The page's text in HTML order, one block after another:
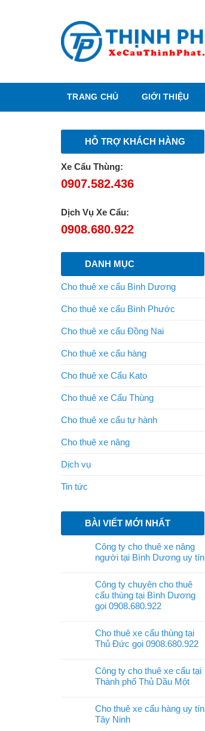
TRANG CHỦ GIỚI THIỆU
HỖ TRỢ KHÁCH HÀNG
Xe Cẩu Thùng:
0907.582.436
Dịch Vụ Xe Cẩu:
0908.680.922
DANH MỤC
Cho thuê xe cẩu Bình Dương
Cho thuê xe cẩu Bình Phước
Cho thuê xe cẩu Đồng Nai
Cho thuê xe cẩu hàng
Cho thuê xe Cẩu Kato
Cho thuê xe Cẩu Thùng
Cho thuê xe cẩu tự hành
Cho thuê xe nâng
Dịch vụ
Tin tức
BÀI VIẾT MỚI NHẤT
Công ty cho thuê xe nâng
người tại Bình Dương uy tín
Công ty chuyên cho thuê
cẩu thùng tại Bình Dương
gọi 0908.680.922
Cho thuê xe cẩu thùng tại
Thủ Đức gọi 0908.680.922
Công ty cho thuê xe cẩu tại
Thành phố Thủ Dầu Một
Cho thuê xe cẩu hàng uy tín
Tây Ninh